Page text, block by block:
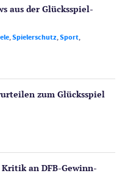
aus der Glücksspiel-
,Spielerschutz,Sport,
zum Glücksspiel
Kritik an DFB-Gewinn­